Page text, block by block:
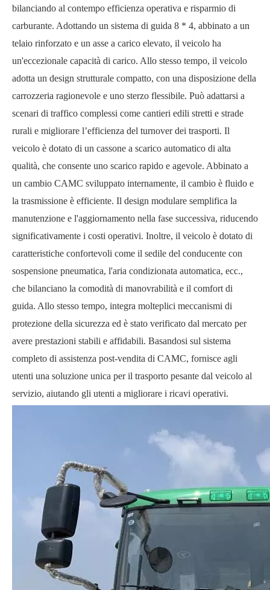
bilanciando al contempo efficienza operativa e risparmio di
carburante. Adottando un sistema di guida 8 * 4, abbinato a un
telaio rinforzato e un asse a carico elevato, il veicolo ha
un'eccezionale capacità di carico. Allo stesso tempo, il veicolo
adotta un design strutturale compatto, con una disposizione della
carrozzeria ragionevole e uno sterzo flessibile. Può adattarsi a
scenari di traffico complessi come cantieri edili stretti e strade
rurali e migliorare l’efficienza del turnover dei trasporti. Il
veicolo è dotato di un cassone a scarico automatico di alta
qualità, che consente uno scarico rapido e agevole. Abbinato a
un cambio CAMC sviluppato internamente, il cambio è fluido e
la trasmissione è efficiente. Il design modulare semplifica la
manutenzione e l'aggiornamento nella fase successiva, riducendo
significativamente i costi operativi. Inoltre, il veicolo è dotato di
caratteristiche confortevoli come il sedile del conducente con
sospensione pneumatica, l'aria condizionata automatica, ecc.,
che bilanciano la comodità di manovrabilità e il comfort di
guida. Allo stesso tempo, integra molteplici meccanismi di
protezione della sicurezza ed è stato verificato dal mercato per
avere prestazioni stabili e affidabili. Basandosi sul sistema
completo di assistenza post-vendita di CAMC, fornisce agli
utenti una soluzione unica per il trasporto pesante dal veicolo al
servizio, aiutando gli utenti a migliorare i ricavi operativi.